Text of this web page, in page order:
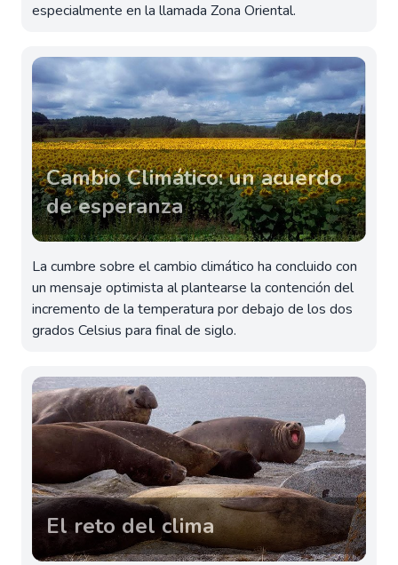
especialmente en la llamada Zona Oriental.
Cambio Climático: un acuerdo
de esperanza
La cumbre sobre el cambio climático ha concluido con
un mensaje optimista al plantearse la contención del
incremento de la temperatura por debajo de los dos
grados Celsius para final de siglo.
El reto del clima